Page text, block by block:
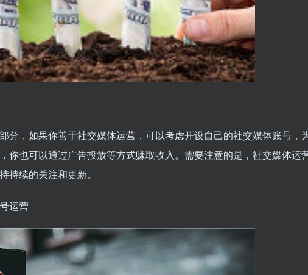
分，如果你善于社交媒体运营，可以考虑开设自己的社交媒体账号，
你也可以通过广告投放等方式赚取收入。需要注意的是，社交媒体运
持续的关注和更新。
运营